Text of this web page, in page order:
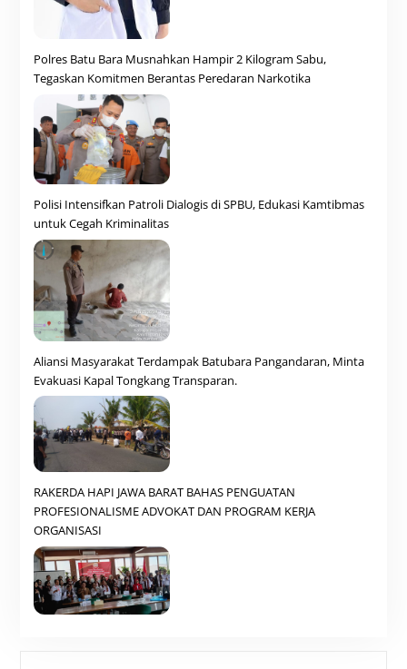
Polres Batu Bara Musnahkan Hampir 2 Kilogram Sabu,
Tegaskan Komitmen Berantas Peredaran Narkotika
Polisi Intensifkan Patroli Dialogis di SPBU, Edukasi Kamtibmas
untuk Cegah Kriminalitas
Aliansi Masyarakat Terdampak Batubara Pangandaran, Minta
Evakuasi Kapal Tongkang Transparan.
RAKERDA HAPI JAWA BARAT BAHAS PENGUATAN
PROFESIONALISME ADVOKAT DAN PROGRAM KERJA
ORGANISASI